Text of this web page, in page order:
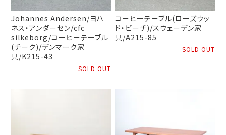
Johannes Andersen/ヨハ
ネス・アンダーセン/cfc
silkeborg/コーヒーテーブル
(チーク)/デンマーク家
具/K215-43
SOLD OUT
コーヒーテーブル(ローズウッ
ド・ビーチ)/スウェーデン家
具/A215-85
SOLD OUT